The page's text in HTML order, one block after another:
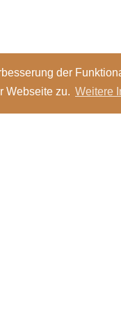
der
Webseite zu. Weitere